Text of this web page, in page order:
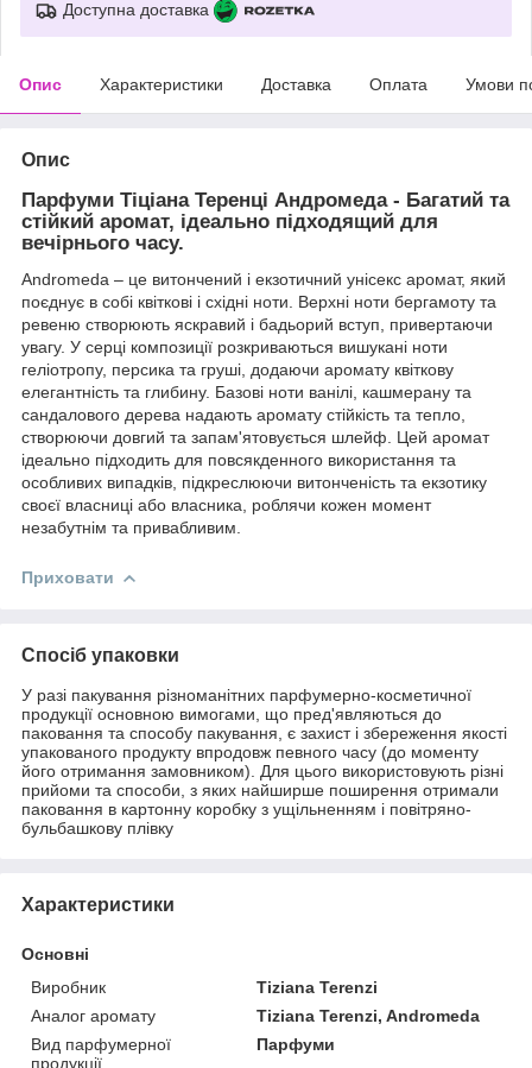
Доступна доставка
Опис Характеристики Доставка Оплата Умови
Опис
Парфуми Тіціана Теренці Андромеда - Багатий та
стійкий аромат, ідеально підходящий для
вечірнього часу.
Andromeda – це витончений і екзотичний унісекс аромат, який
поєднує в собі квіткові і східні ноти. Верхні ноти бергамоту та
ревеню створюють яскравий і бадьорий вступ, привертаючи
увагу. У серці композиції розкриваються вишукані ноти
геліотропу, персика та груші, додаючи аромату квіткову
елегантність та глибину. Базові ноти ванілі, кашмерану та
сандалового дерева надають аромату стійкість та тепло,
створюючи довгий та запам'ятовується шлейф. Цей аромат
ідеально підходить для повсякденного використання та
особливих випадків, підкреслюючи витонченість та екзотику
своєї власниці або власника, роблячи кожен момент
незабутнім та привабливим.
Приховати
Спосіб упаковки
У разі пакування різноманітних парфумерно-косметичної
продукції основною вимогами, що пред'являються до
паковання та способу пакування, є захист і збереження якості
упакованого продукту впродовж певного часу (до моменту
його отримання замовником). Для цього використовують різні
прийоми та способи, з яких найширше поширення отримали
паковання в картонну коробку з ущільненням і повітряно-
бульбашкову плівку
Характеристики
Основні
Виробник
Tiziana Terenzi
Аналог аромату
Tiziana Terenzi, Andromeda
Вид парфумерної
продукції
Парфуми